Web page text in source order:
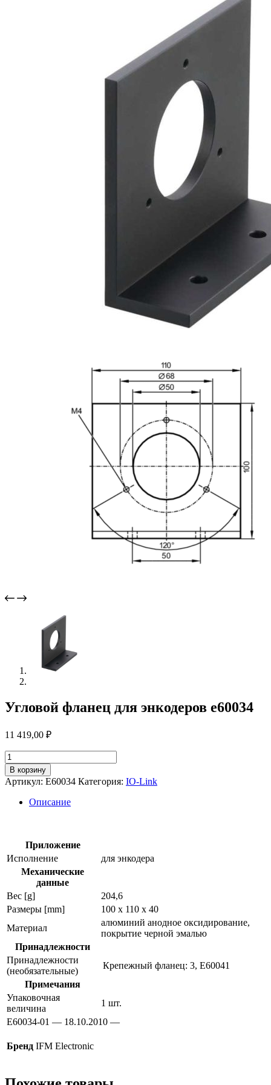
Угловой фланец для энкодеров e60034
11 419,00 ₽
Количество
товара
Угловой
фланец
энкодеров
В корзину
Артикул: E60034 Категория: IO-Link
Описание
Приложение
Исполнение
для энкодера
Механические
данные
Вес [g]
204,6
Размеры [mm]
100 x 110 x 40
Материал
алюминий анодное оксидирование,
покрытие черной эмалью
Принадлежности
Принадлежности
(необязательные)
Крепежный фланец: 3, E60041
Примечания
Упаковочная
величина
1 шт.
E60034-01 — 18.10.2010 —
Бренд IFM Electronic